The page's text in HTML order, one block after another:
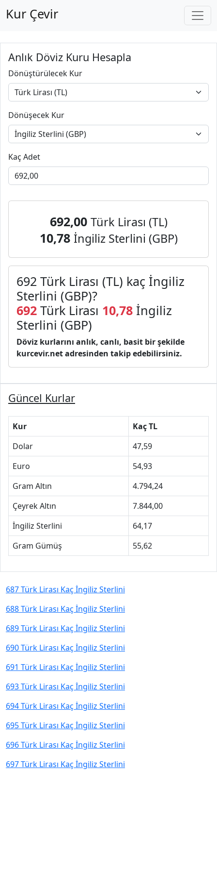
Kur Çevir
Anlık Döviz Kuru Hesapla
Dönüştürülecek Kur
Dönüşecek Kur
Kaç Adet
692,00 Türk Lirası (TL)
10,78 İngiliz Sterlini (GBP)
692 Türk Lirası (TL) kaç İngiliz
Sterlini (GBP)?
692 Türk Lirası 10,78 İngiliz
Sterlini (GBP)
Döviz kurlarını anlık, canlı, basit bir şekilde
kurcevir.net adresinden takip edebilirsiniz.
Güncel Kurlar
Kur
Kaç TL
Dolar
47,59
Euro
54,93
Gram Altın
4.794,24
Çeyrek Altın
7.844,00
İngiliz Sterlini
64,17
Gram Gümüş
55,62
687 Türk Lirası Kaç İngiliz Sterlini
688 Türk Lirası Kaç İngiliz Sterlini
689 Türk Lirası Kaç İngiliz Sterlini
690 Türk Lirası Kaç İngiliz Sterlini
691 Türk Lirası Kaç İngiliz Sterlini
693 Türk Lirası Kaç İngiliz Sterlini
694 Türk Lirası Kaç İngiliz Sterlini
695 Türk Lirası Kaç İngiliz Sterlini
696 Türk Lirası Kaç İngiliz Sterlini
697 Türk Lirası Kaç İngiliz Sterlini